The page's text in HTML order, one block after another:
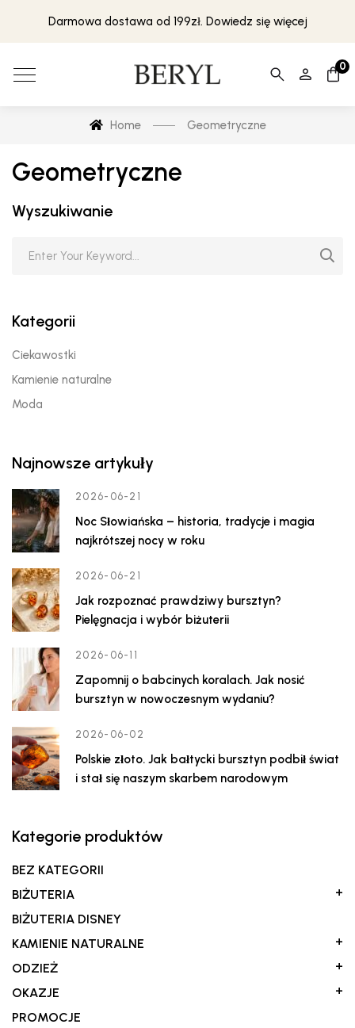
Darmowa dostawa od 199zł. Dowiedz się więcej
0
Home Geometryczne
Geometryczne
Wyszukiwanie
Kategorii
Ciekawostki
Kamienie naturalne
Moda
Najnowsze artykuły
2026-06-21
Noc Słowiańska – historia, tradycje i magia
najkrótszej nocy w roku
2026-06-21
Jak rozpoznać prawdziwy bursztyn?
Pielęgnacja i wybór biżuterii
2026-06-11
Zapomnij o babcinych koralach. Jak nosić
bursztyn w nowoczesnym wydaniu?
2026-06-02
Polskie złoto. Jak bałtycki bursztyn podbił świat
i stał się naszym skarbem narodowym
Kategorie produktów
BEZ KATEGORII
BIŻUTERIA
+
BIŻUTERIA DISNEY
KAMIENIE NATURALNE
+
ODZIEŻ
+
OKAZJE
+
PROMOCJE